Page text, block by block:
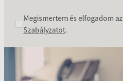
Megismertem és elfogadom az
Szabályzatot.